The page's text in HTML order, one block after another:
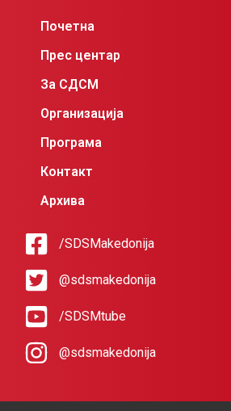
Почетна
Прес центар
За СДСМ
Организација
Програма
Контакт
Архива
/SDSMakedonija
@sdsmakedonija
/SDSMtube
@sdsmakedonija